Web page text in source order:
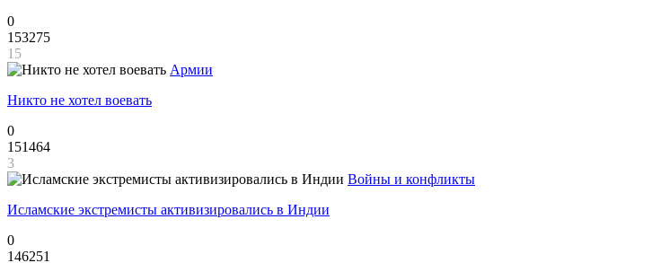
0
153275
15
Армии
Никто не хотел воевать
0
151464
3
Войны и конфликты
Исламские экстремисты активизировались в Индии
0
146251